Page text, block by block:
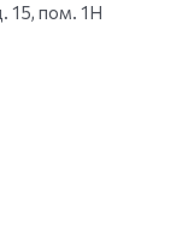
15, пом. 1Н